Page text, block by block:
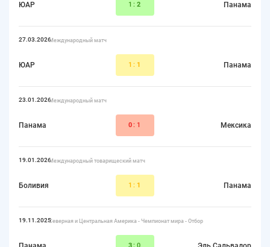
ЮАР 1: 2 Панама
27.03.2026Международный матч
ЮАР 1: 1 Панама
23.01.2026Международный матч
Панама 0:1 Мексика
19.01.2026Международный товарищеский матч
Боливия 1: 1 Панама
19.11.2025Северная и Центральная Америка - Чемпионат мира - Отбор